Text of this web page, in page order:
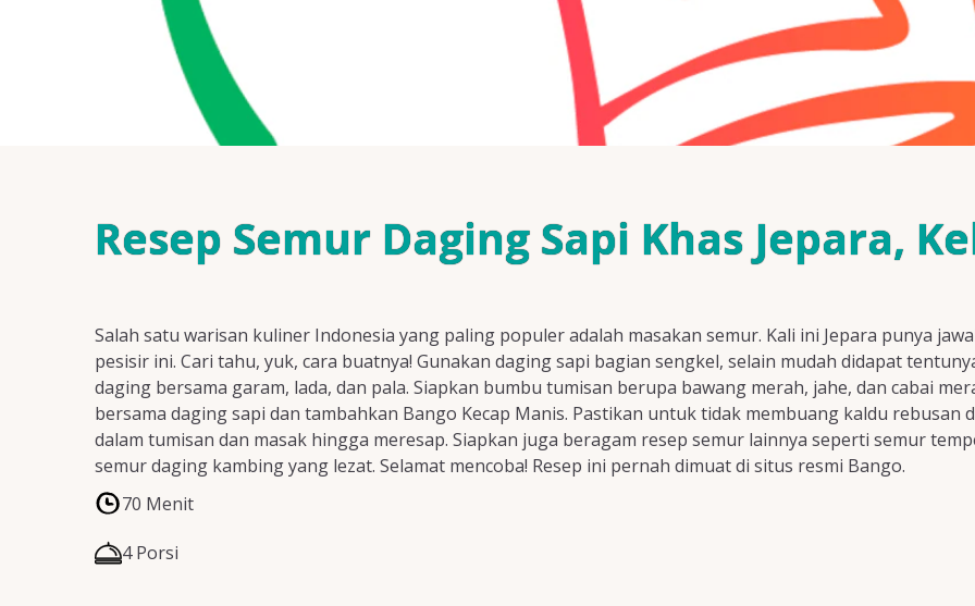
Resep Semur Daging Sapi Khas Jepara,
Salah satu warisan kuliner Indonesia yang paling populer adalah masakan semur. Kali ini Jepara punya
pesisir ini. Cari tahu, yuk, cara buatnya! Gunakan daging sapi bagian sengkel, selain mudah didapat
daging bersama garam, lada, dan pala. Siapkan bumbu tumisan berupa bawang merah, jahe, dan cabai
bersama daging sapi dan tambahkan Bango Kecap Manis. Pastikan untuk tidak membuang kaldu rebusan
dalam tumisan dan masak hingga meresap. Siapkan juga beragam resep semur lainnya seperti semur
semur daging kambing yang lezat. Selamat mencoba! Resep ini pernah dimuat di situs resmi Bango.
70 Menit
4 Porsi